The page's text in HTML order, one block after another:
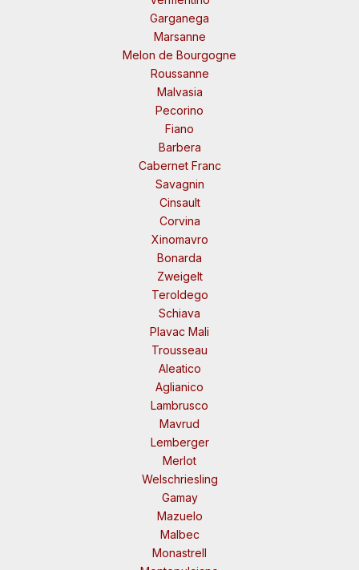
Garganega
Marsanne
Melon de Bourgogne
Roussanne
Malvasia
Pecorino
Fiano
Barbera
Cabernet Franc
Savagnin
Cinsault
Corvina
Xinomavro
Bonarda
Zweigelt
Teroldego
Schiava
Plavac Mali
Trousseau
Aleatico
Aglianico
Lambrusco
Mavrud
Lemberger
Merlot
Welschriesling
Gamay
Mazuelo
Malbec
Monastrell